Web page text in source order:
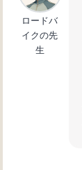
ロードバ
イクの先
生